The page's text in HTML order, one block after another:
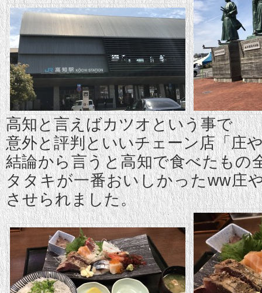
高知と言えばカツオという事で
意外と評判といいチェーン店「庄
結論から言うと高知で食べたもの
タタキが一番おいしかったww庄
させられました。